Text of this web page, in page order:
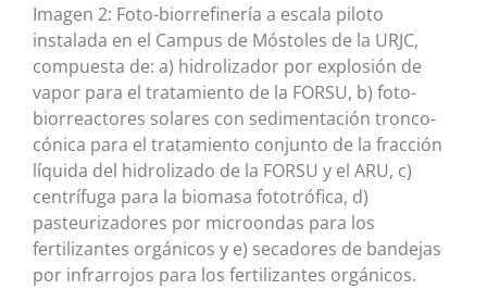
Imagen 2: Foto-biorrefinería a escala piloto
instalada en el Campus de Móstoles de la URJC,
compuesta de: a) hidrolizador por explosión de
vapor para el tratamiento de la FORSU, b) foto-
biorreactores solares con sedimentación tronco-
cónica para el tratamiento conjunto de la fracción
líquida del hidrolizado de la FORSU y el ARU, c)
centrífuga para la biomasa fototrófica, d)
pasteurizadores por microondas para los
fertilizantes orgánicos y e) secadores de bandejas
por infrarrojos para los fertilizantes orgánicos.